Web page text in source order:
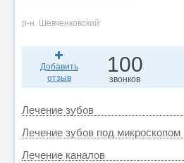
р-н. Шевченковский
Добавить
отзыв
100
звонков
Лечение зубов
Лечение зубов под микроскопом
Лечение каналов